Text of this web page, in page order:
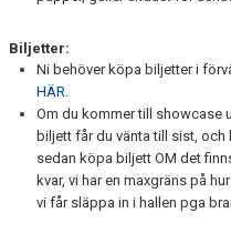
TWIST CHEER COMP
Biljetter:
Ni behöver köpa biljetter i
HÄR.
Om du kommer till showcase
biljett får du vänta till sist, och
sedan köpa biljett OM det
kvar, vi har en maxgräns på
vi får släppa in i hallen pga